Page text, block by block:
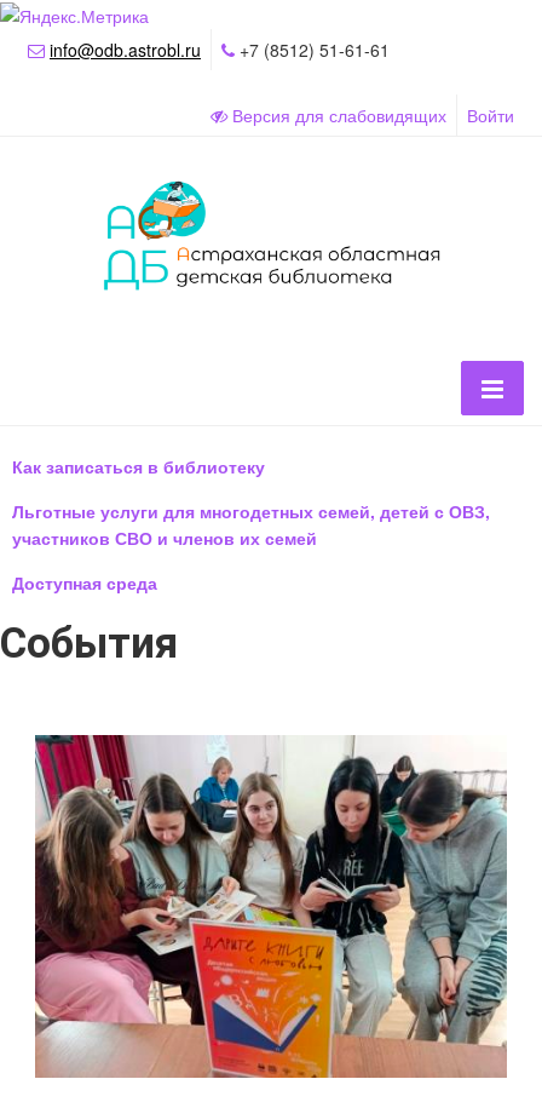
info@odb.astrobl.ru +7 (8512) 51-61-61
Версия для слабовидящих Войти
Как записаться в библиотеку
Льготные услуги для многодетных семей, детей с ОВЗ,
участников СВО и членов их семей
Доступная среда
События